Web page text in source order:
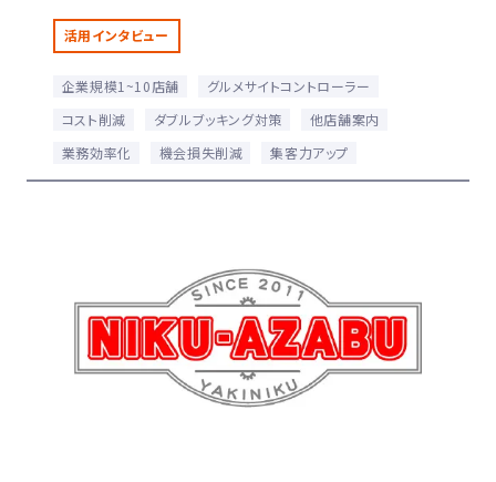
活用インタビュー
企業規模1~10店舗
グルメサイトコントローラー
コスト削減
ダブルブッキング対策
他店舗案内
業務効率化
機会損失削減 集客力アップ